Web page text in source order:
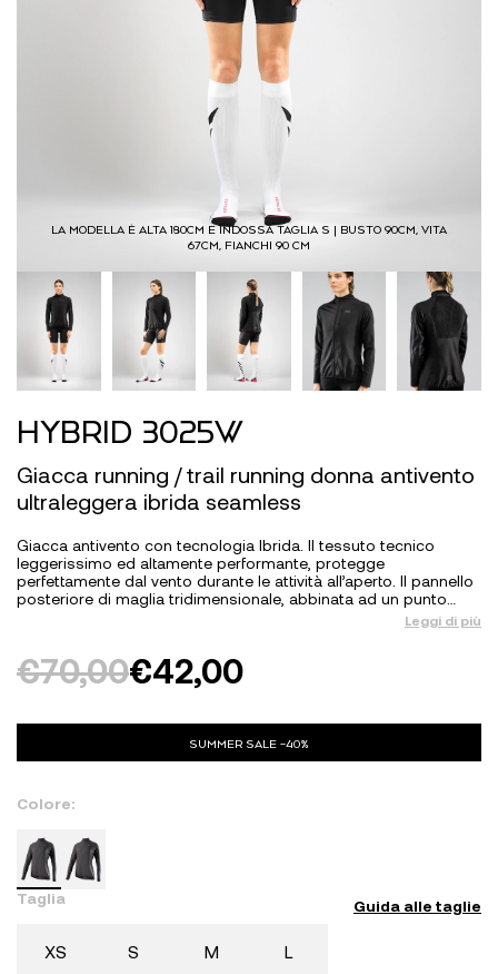
LA MODELLA È ALTA 180CM E INDOSSA TAGLIA S | BUSTO 90CM, VITA
67CM, FIANCHI 90 CM
HYBRID 3025W
Giacca running / trail running donna antivento
ultraleggera ibrida seamless
Giacca antivento con tecnologia Ibrida. Il tessuto tecnico
leggerissimo ed altamente performante, protegge
perfettamente dal vento durante le attività all’aperto. Il pannello
posteriore di maglia tridimensionale, abbinata ad un punto…
Leggi di più
€70,00
Il
era:
€70,00.
€42,00
Il
è:
€42,00.
SUMMER SALE -40%
Colore:
Taglia Guida alle taglie
XS S M L